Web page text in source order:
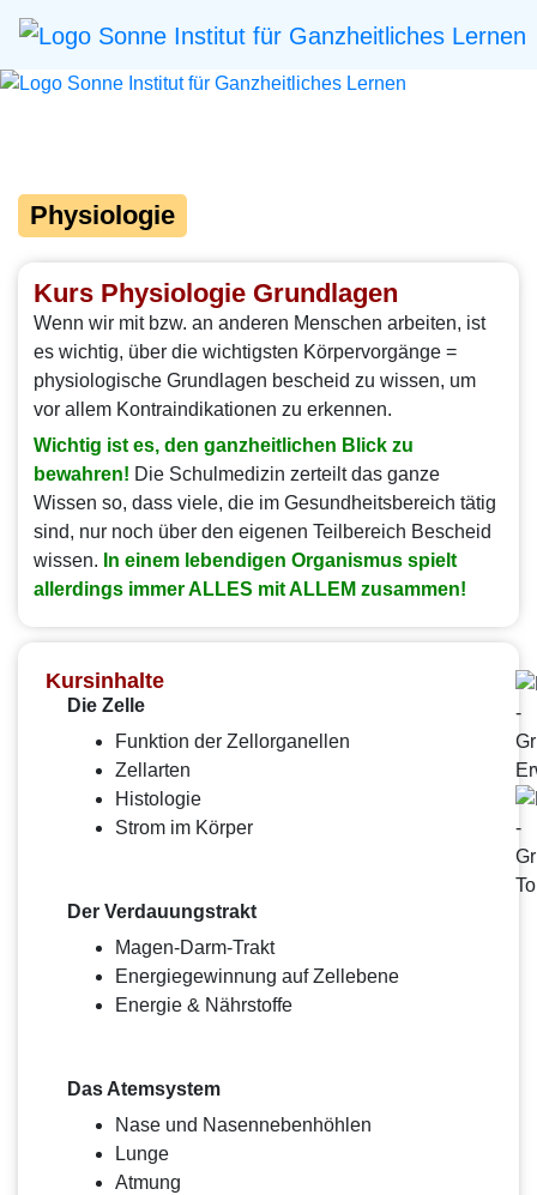
Physiologie
Kurs Physiologie Grundlagen
Wenn wir mit bzw. an anderen Menschen arbeiten, ist
es wichtig, über die wichtigsten Körpervorgänge =
physiologische Grundlagen bescheid zu wissen, um
vor allem Kontraindikationen zu erkennen.
Wichtig ist es, den ganzheitlichen Blick zu
bewahren! Die Schulmedizin zerteilt das ganze
Wissen so, dass viele, die im Gesundheitsbereich tätig
sind, nur noch über den eigenen Teilbereich Bescheid
wissen. In einem lebendigen Organismus spielt
allerdings immer ALLES mit ALLEM zusammen!
Kursinhalte
Die Zelle
Funktion der Zellorganellen
Zellarten
Histologie
Strom im Körper
Der Verdauungstrakt
Magen-Darm-Trakt
Energiegewinnung auf Zellebene
Energie & Nährstoffe
Das Atemsystem
Nase und Nasennebenhöhlen
Lunge
Atmung